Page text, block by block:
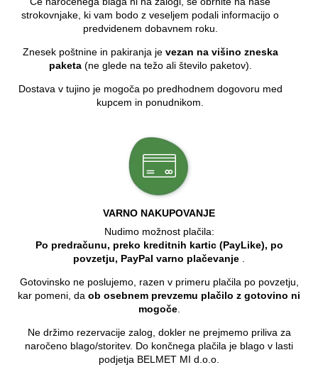
strokovnjake, ki vam bodo z veseljem podali informacijo o
predvidenem dobavnem roku.
Znesek poštnine in pakiranja je vezan na višino zneska
paketa(ne glede na težo ali število paketov).
Dostava v tujino je mogoča po predhodnem dogovoru med
kupcem in ponudnikom.
VARNO NAKUPOVANJE
Nudimo možnost plačila:
Po predračunu, preko kreditnih kartic (PayLike), po
povzetju, PayPal varno plačevanje
Gotovinsko ne poslujemo, razen v primeru plačila po povzetju,
kar pomeni, da ob osebnem prevzemu plačilo z gotovino ni
mogoče.
Ne držimo rezervacije zalog, dokler ne prejmemo priliva za
naročeno blago/storitev. Do končnega plačila je blago v lasti
podjetja BELMET MI d.o.o.